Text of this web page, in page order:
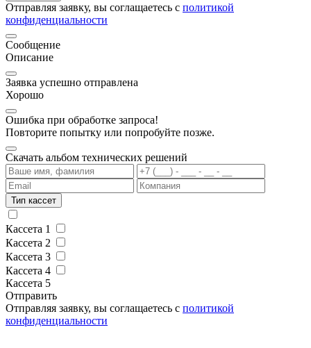
Отправляя заявку, вы соглащаетесь с политикой
конфиденциальности
Сообщение
Описание
Заявка успешно отправлена
Хорошо
Ошибка при обработке запроса!
Повторите попытку или попробуйте позже.
Скачать альбом технических решений
Тип кассет
Кассета 1
Кассета 2
Кассета 3
Кассета 4
Кассета 5
Отправить
Отправляя заявку, вы соглащаетесь с политикой
конфиденциальности